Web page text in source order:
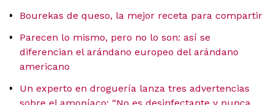
Bourekas de queso, la mejor receta para compartir
Parecen lo mismo, pero no lo son: así se
diferencian el arándano europeo del arándano
americano
Un experto en droguería lanza tres advertencias